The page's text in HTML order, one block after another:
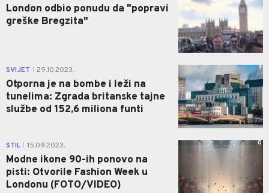
London odbio ponudu da "popravi
greške Bregzita"
SVIJET 29.10.2023.
Otporna je na bombe i leži na
tunelima: Zgrada britanske tajne
službe od 152,6 miliona funti
1
STIL 15.09.2023.
Modne ikone 90-ih ponovo na
pisti: Otvorile Fashion Week u
Londonu (FOTO/VIDEO)
0